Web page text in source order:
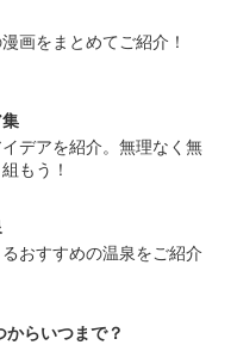
画をまとめてご紹介！
デアを紹介。無理なく無
もう！
おすすめの温泉をご紹介
らいつまで？